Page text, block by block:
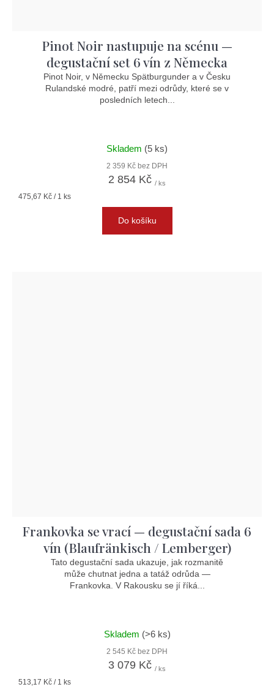
Pinot Noir nastupuje na scénu —
degustační set 6 vín z Německa
Pinot Noir, v Německu Spätburgunder a v Česku
Rulandské modré, patří mezi odrůdy, které se v
posledních letech...
Skladem (5 ks)
2 359 Kč bez DPH
2 854 Kč / ks
Měrná
475,67 Kč / 1 ks
Do košíku
Frankovka se vrací — degustační sada 6
vín (Blaufränkisch / Lemberger)
Tato degustační sada ukazuje, jak rozmanitě
může chutnat jedna a tatáž odrůda —
Frankovka. V Rakousku se jí říká...
Skladem (>6 ks)
2 545 Kč bez DPH
3 079 Kč / ks
Měrná
513,17 Kč / 1 ks